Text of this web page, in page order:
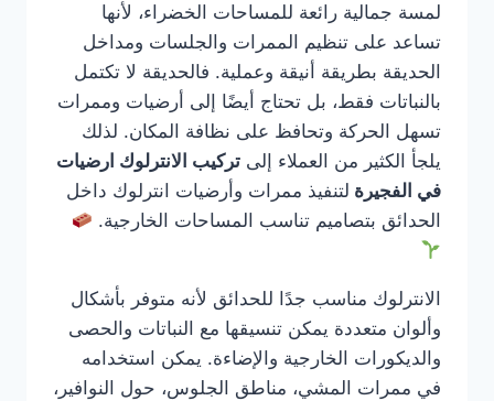
لمسة جمالية رائعة للمساحات الخضراء، لأنها
تساعد على تنظيم الممرات والجلسات ومداخل
الحديقة بطريقة أنيقة وعملية. فالحديقة لا تكتمل
بالنباتات فقط، بل تحتاج أيضًا إلى أرضيات وممرات
تسهل الحركة وتحافظ على نظافة المكان. لذلك
يلجأ الكثير من العملاء إلى تركيب الانترلوك ارضيات
في الفجيرة لتنفيذ ممرات وأرضيات انترلوك داخل
الحدائق بتصاميم تناسب المساحات الخارجية.
الانترلوك مناسب جدًا للحدائق لأنه متوفر بأشكال
وألوان متعددة يمكن تنسيقها مع النباتات والحصى
والديكورات الخارجية والإضاءة. يمكن استخدامه
في ممرات المشي، مناطق الجلوس، حول النوافير،